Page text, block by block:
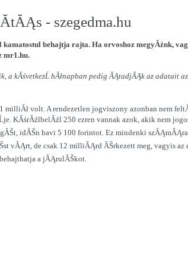
- szegedma.hu
behajtja rajta. Ha orvoshoz megyĂźnk,
mr1.hu.
kĂśvetkezĹ hĂłnapban pedig ĂĄtadjĂĄk az adatait
volt. A rendezetlen jogviszony azonban nem
KĂśrĂźlbelĂźl 250 ezren vannak azok, akik nem
idĂŠn havi 5 100 forintot. Ez mindenki
vĂĄrt, de csak 12 milliĂĄrd ĂŠrkezett meg, vagyis
a jĂĄrulĂŠkot.